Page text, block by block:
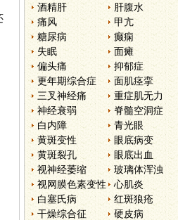
酒精肝
肝腹水
痛风
甲亢
糖尿病
癫痫
失眠
面瘫
偏头痛
抑郁症
更年期综合症
面肌痉挛
三叉神经痛
重症肌无力
神经衰弱
脊髓空洞症
白内障
青光眼
黄斑变性
眼底病变
黄斑裂孔
眼底出血
视神经萎缩
玻璃体浑浊
视网膜色素变性
心肌炎
白塞氏病
红斑狼疮
干燥综合征
硬皮病